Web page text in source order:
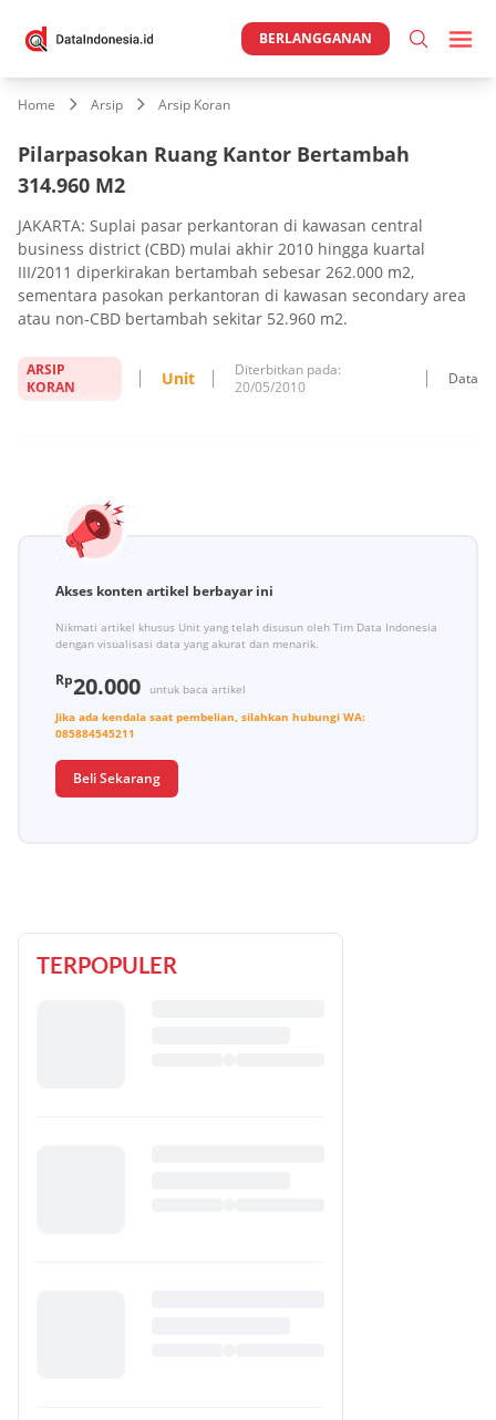
BERLANGGANAN
Home Arsip Arsip Koran
Pilarpasokan Ruang Kantor Bertambah
314.960 M2
JAKARTA: Suplai pasar perkantoran di kawasan central
business district (CBD) mulai akhir 2010 hingga kuartal
III/2011 diperkirakan bertambah sebesar 262.000 m2,
sementara pasokan perkantoran di kawasan secondary area
atau non-CBD bertambah sekitar 52.960 m2.
ARSIP
KORAN
Unit
Diterbitkan pada:
20/05/2010
Data
Akses konten artikel berbayar ini
Nikmati artikel khusus Unit yang telah disusun oleh Tim Data Indonesia
dengan visualisasi data yang akurat dan menarik.
Rp20.000
untuk baca artikel
Jika ada kendala saat pembelian, silahkan hubungi WA:
085884545211
Beli Sekarang
TERPOPULER